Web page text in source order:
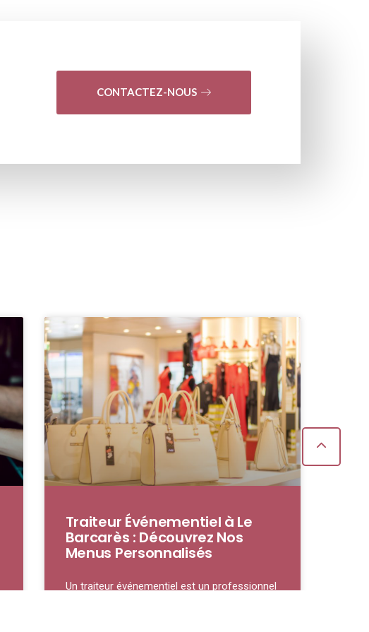
CONTACTEZ-NOUS
Traiteur Événementiel à Le
Barcarès : Découvrez Nos
Menus Personnalisés
Un traiteur événementiel est un professionnel